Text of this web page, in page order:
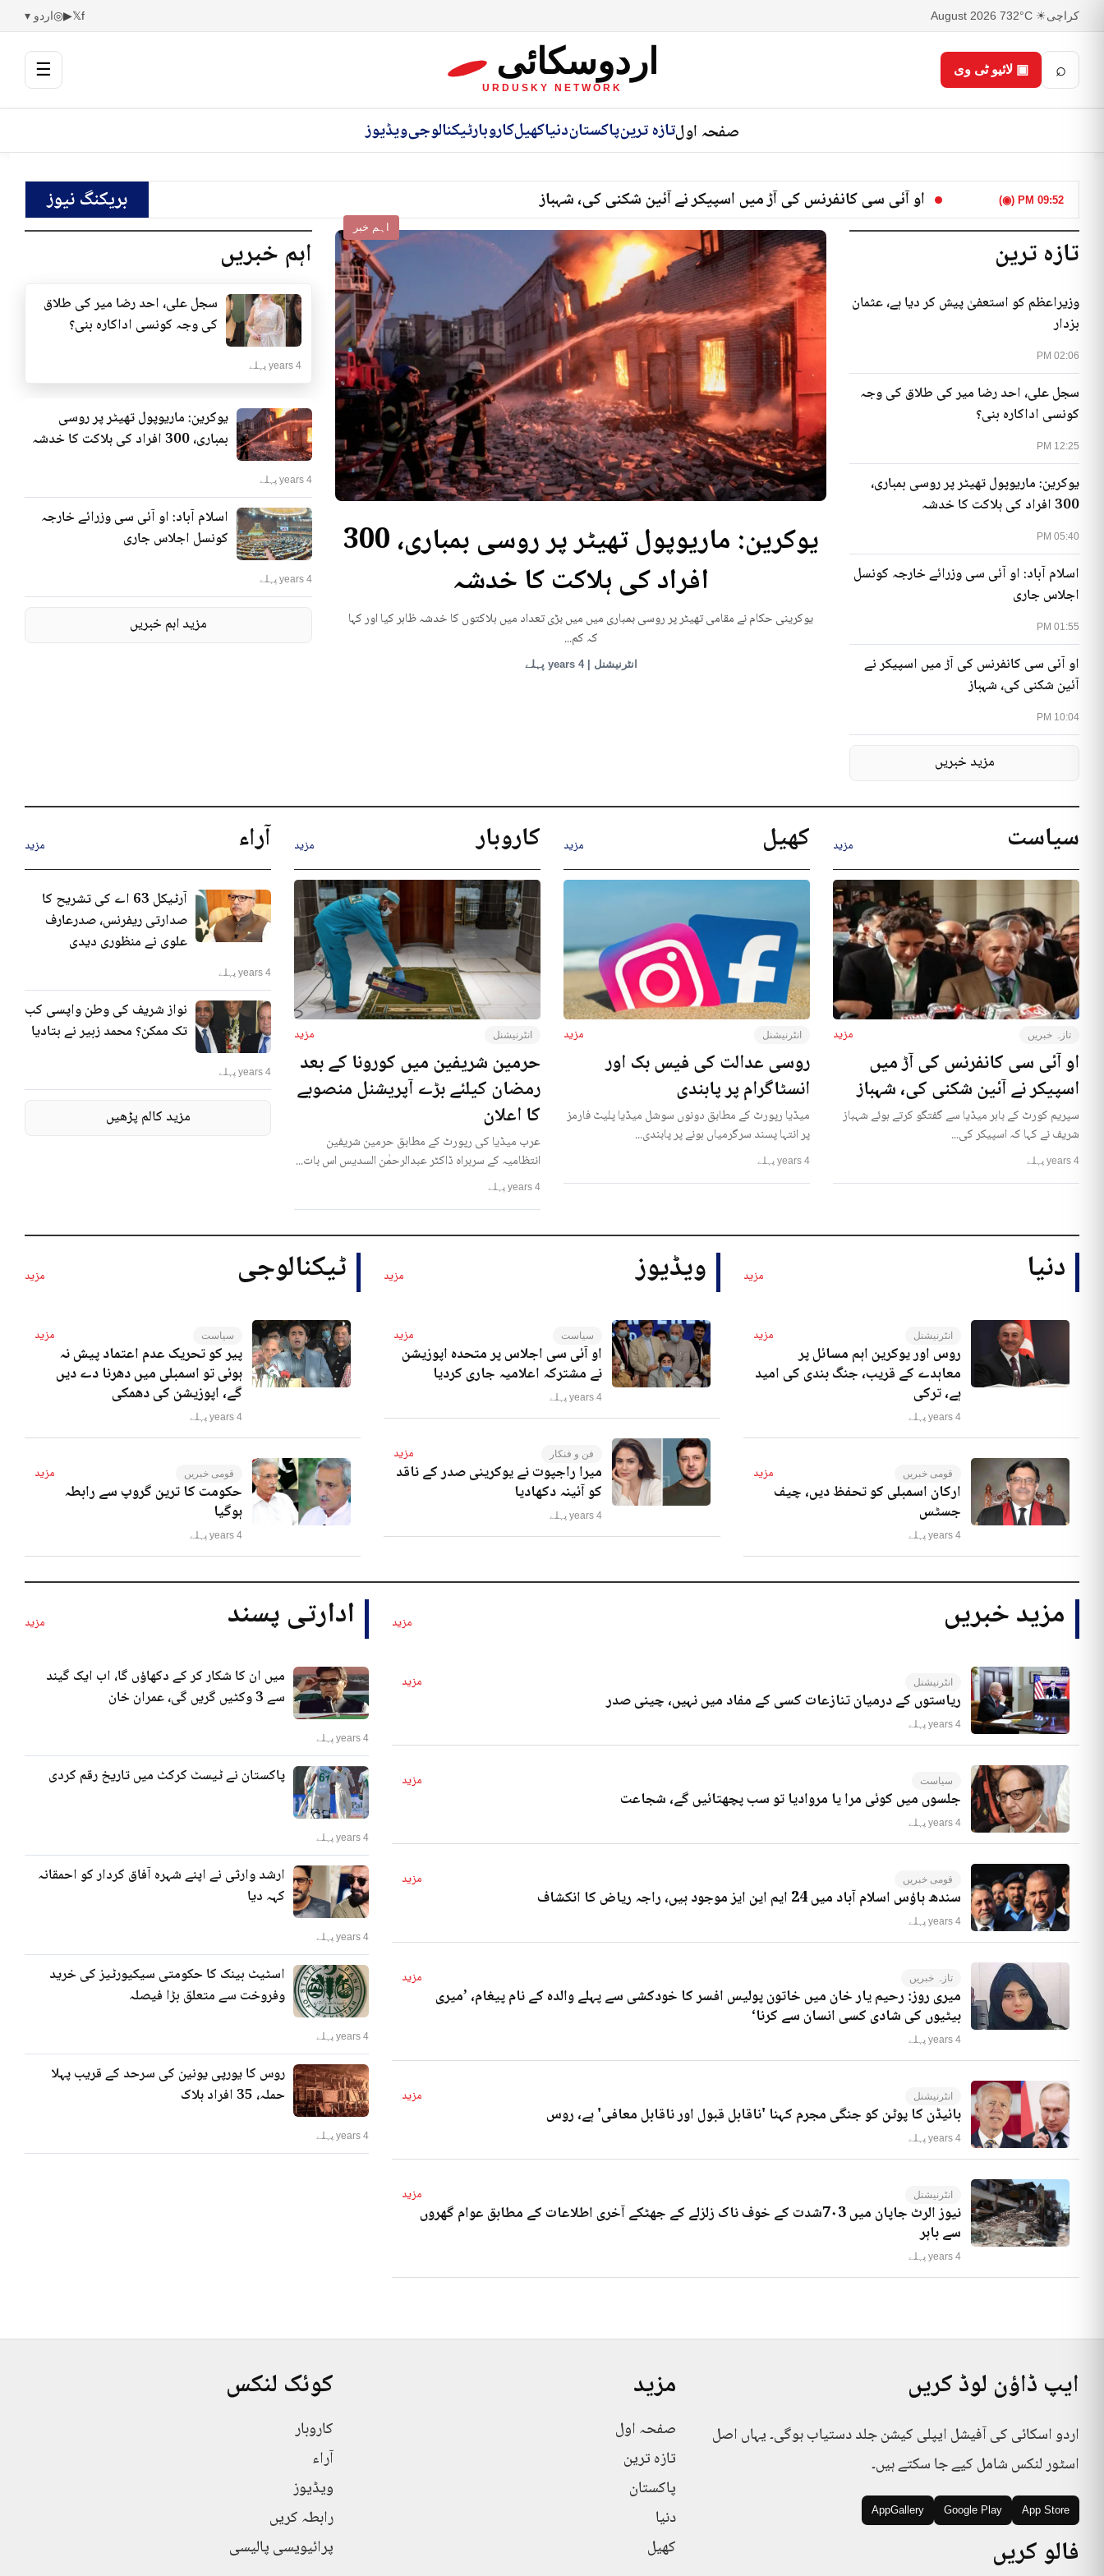
کراچی☀ 32°C
7 August 2026
f
𝕏
▶
◎اردو ▾
⌕ ▣ لائیو ٹی وی اردوسکائی
URDUSKY NETWORK
☰
صفحہ اولتازہ ترینپاکستاندنیاکھیلکاروبارٹیکنالوجیویڈیوز
09:52 PM (◉) او آئی سی کانفرنس کی آڑ میں اسپیکر نے آئین شکنی کی، شہباز بریکنگ نیوز
تازہ ترین
02:06 PM
وزیراعظم کو استعفیٰ پیش کر دیا ہے، عثمان
بزدار
12:25 PM
سجل علی، احد رضا میر کی طلاق کی وجہ
کونسی اداکارہ بنی؟
05:40 PM
یوکرین: ماریوپول تھیٹر پر روسی بمباری،
300 افراد کی ہلاکت کا خدشہ
01:55 PM
اسلام آباد: او آئی سی وزرائے خارجہ کونسل
اجلاس جاری
10:04 PM
او آئی سی کانفرنس کی آڑ میں اسپیکر نے
آئین شکنی کی، شہباز
مزید خبریں
اہم خبر
یوکرین: ماریوپول تھیٹر پر روسی بمباری، 300
افراد کی ہلاکت کا خدشہ
یوکرینی حکام نے مقامی تھیٹر پر روسی بمباری میں میں بڑی تعداد میں ہلاکتوں کا خدشہ ظاہر کیا اور کہا
کہ کم...
انٹرنیشنل | 4 years پہلے
اہم خبریں
سجل علی، احد رضا میر کی طلاق
کی وجہ کونسی اداکارہ بنی؟
4 years پہلے
یوکرین: ماریوپول تھیٹر پر روسی
بمباری، 300 افراد کی ہلاکت کا خدشہ
4 years پہلے
اسلام آباد: او آئی سی وزرائے خارجہ
کونسل اجلاس جاری
4 years پہلے
مزید اہم خبریں
سیاست مزید
تازہ خبریں مزید
او آئی سی کانفرنس کی آڑ میں
اسپیکر نے آئین شکنی کی، شہباز
سپریم کورٹ کے باہر میڈیا سے گفتگو کرتے ہوئے شہباز
شریف نے کہا کہ اسپیکر کی...
4 years پہلے
کھیل مزید
انٹرنیشنل مزید
روسی عدالت کی فیس بک اور
انسٹاگرام پر پابندی
میڈیا رپورٹ کے مطابق دونوں سوشل میڈیا پلیٹ فارمز
پر انتہا پسند سرگرمیاں ہونے پر پابندی...
4 years پہلے
کاروبار مزید
انٹرنیشنل مزید
حرمین شریفین میں کورونا کے بعد
رمضان کیلئے بڑے آپریشنل منصوبے
کا اعلان
عرب میڈیا کی رپورٹ کے مطابق حرمین شریفین
انتظامیہ کے سربراہ ڈاکٹر عبدالرحمٰن السدیس اس بات...
4 years پہلے
آراء مزید
آرٹیکل 63 اے کی تشریح کا
صدارتی ریفرنس، صدرعارف
علوی نے منظوری دیدی
4 years پہلے
نواز شریف کی وطن واپسی کب
تک ممکن؟ محمد زبیر نے بتادیا
4 years پہلے
مزید کالم پڑھیں
دنیا مزید
انٹرنیشنل مزید
روس اور یوکرین اہم مسائل پر
معاہدے کے قریب، جنگ بندی کی امید
ہے، ترکی
4 years پہلے
قومی خبریں مزید
ارکان اسمبلی کو تحفظ دیں، چیف
جسٹس
4 years پہلے
ویڈیوز مزید
سیاست مزید
او آئی سی اجلاس پر متحدہ اپوزیشن
نے مشترکہ اعلامیہ جاری کردیا
4 years پہلے
فن و فنکار مزید
میرا راجپوت نے یوکرینی صدر کے ناقد
کو آئینہ دکھادیا
4 years پہلے
ٹیکنالوجی مزید
سیاست مزید
پیر کو تحریک عدم اعتماد پیش نہ
ہوئی تو اسمبلی میں دھرنا دے دیں
گے، اپوزیشن کی دھمکی
4 years پہلے
قومی خبریں مزید
حکومت کا ترین گروپ سے رابطہ
ہوگیا
4 years پہلے
مزید خبریں مزید
انٹرنیشنل مزید
ریاستوں کے درمیان تنازعات کسی کے مفاد میں نہیں، چینی صدر
4 years پہلے
سیاست مزید
جلسوں میں کوئی مرا یا مروادیا تو سب پچھتائیں گے، شجاعت
4 years پہلے
قومی خبریں مزید
سندھ ہاؤس اسلام آباد میں 24 ایم این ایز موجود ہیں، راجہ ریاض کا انکشاف
4 years پہلے
تازہ خبریں مزید
میری روز: رحیم یار خان میں خاتون پولیس افسر کا خودکشی سے پہلے والدہ کے نام پیغام، ’میری
بیٹیوں کی شادی کسی انسان سے کرنا‘
4 years پہلے
انٹرنیشنل مزید
بائیڈن کا پوٹن کو جنگی مجرم کہنا 'ناقابل قبول اور ناقابل معافی' ہے، روس
4 years پہلے
انٹرنیشنل مزید
نیوز الرٹ جاپان میں 7۰3شدت کے خوف ناک زلزلے کے جھٹکے آخری اطلاعات کے مطابق عوام گھروں
سے باہر
4 years پہلے
ادارتی پسند مزید
میں ان کا شکار کر کے دکھاؤں گا، اب ایک گیند
سے 3 وکٹیں گریں گی، عمران خان
4 years پہلے
پاکستان نے ٹیسٹ کرکٹ میں تاریخ رقم کردی
4 years پہلے
ارشد وارثی نے اپنے شہرہ آفاق کردار کو احمقانہ
کہہ دیا
4 years پہلے
اسٹیٹ بینک کا حکومتی سیکیورٹیز کی خرید
وفروخت سے متعلق بڑا فیصلہ
4 years پہلے
روس کا یورپی یونین کی سرحد کے قریب پہلا
حملہ، 35 افراد ہلاک
4 years پہلے
ایپ ڈاؤن لوڈ کریں
اردو اسکائی کی آفیشل ایپلی کیشن جلد دستیاب ہوگی۔ یہاں اصل
اسٹور لنکس شامل کیے جا سکتے ہیں۔
App Store
Google Play
AppGallery
فالو کریں
مزید
صفحہ اول
تازہ ترین
پاکستان
دنیا
کھیل
کوئک لنکس
کاروبار
آراء
ویڈیوز
رابطہ کریں
پرائیویسی پالیسی